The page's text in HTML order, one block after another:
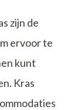
zijn de
ervoor te
kunt
Kras